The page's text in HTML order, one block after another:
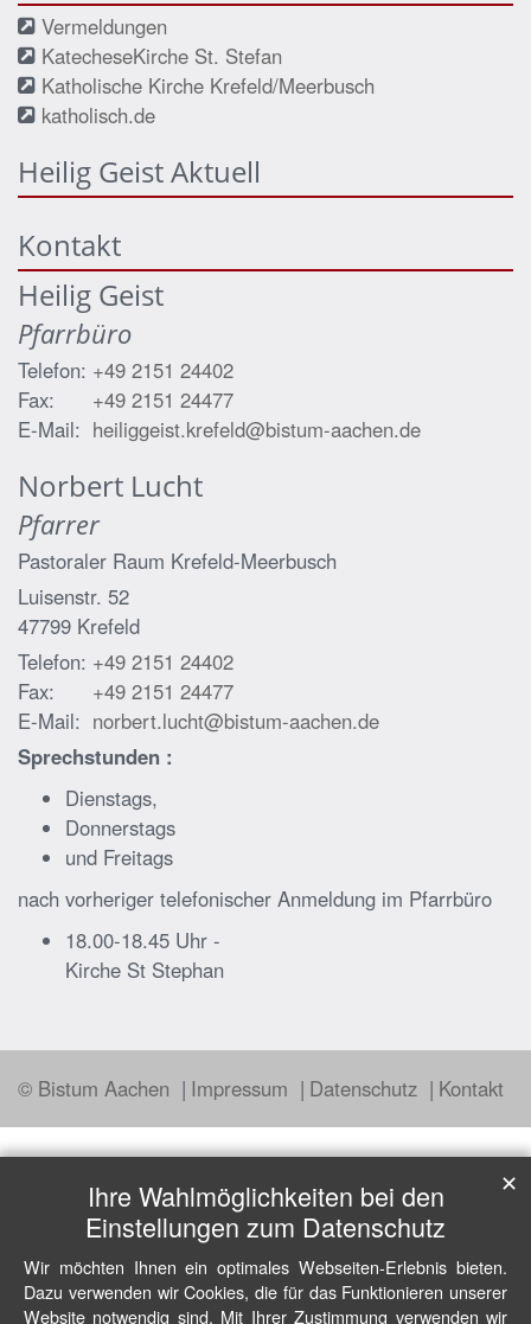
Vermeldungen
KatecheseKirche St. Stefan
Katholische Kirche Krefeld/Meerbusch
katholisch.de
Heilig Geist Aktuell
Kontakt
Heilig Geist
Pfarrbüro
Telefon: +49 2151 24402
Fax:
+49 2151 24477
E-Mail: heiliggeist.krefeld@bistum-aachen.de
Norbert Lucht
Pfarrer
Pastoraler Raum Krefeld-Meerbusch
Luisenstr. 52
47799 Krefeld
Telefon: +49 2151 24402
Fax:
+49 2151 24477
E-Mail: norbert.lucht@bistum-aachen.de
Sprechstunden :
Dienstags,
Donnerstags
und Freitags
nach vorheriger telefonischer Anmeldung im Pfarrbüro
18.00-18.45 Uhr -
Kirche St Stephan
© Bistum Aachen Impressum Datenschutz Kontakt
Ihre Wahlmöglichkeiten bei den
Einstellungen zum Datenschutz
Wir möchten Ihnen ein optimales Webseiten-Erlebnis bieten.
Dazu verwenden wir Cookies, die für das Funktionieren unserer
Website notwendig sind. Mit Ihrer Zustimmung verwenden wir
✕